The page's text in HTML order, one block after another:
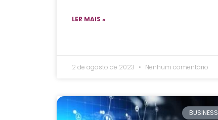
LER MAIS »
2 de agosto de 2023 Nenhum comentário
BUSINESS